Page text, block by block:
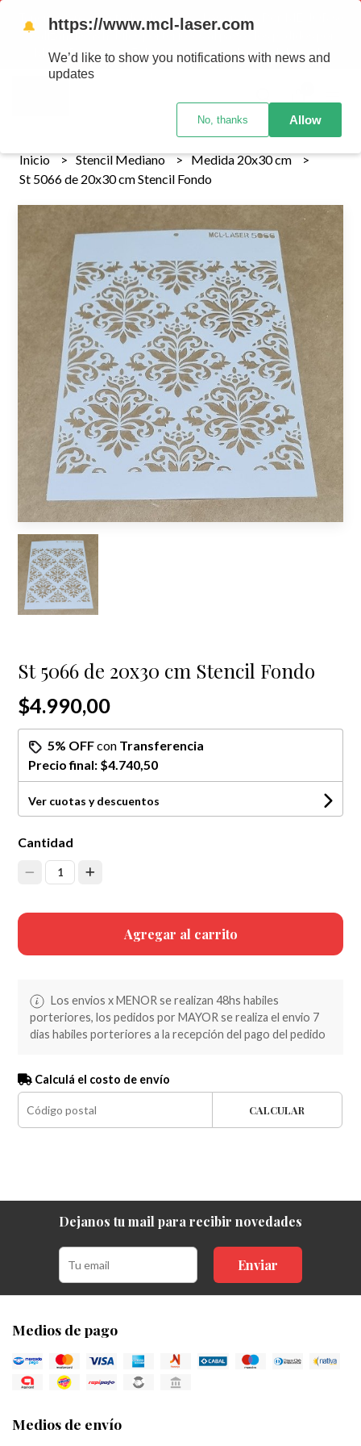
Tenemos envios a todo el pais!........ Los envios Por MENOR se
realizan 48 hs habiles porteriores al pago , los pedidos por
MAYOR se envian 7 dias posteriores al pago del pedido
Inicio Stencil Mediano
Medida 20x30 cm
St 5066 de 20x30 cm Stencil Fondo
St 5066 de 20x30 cm Stencil Fondo
$4.990,00
5% OFFcon Transferencia
Precio final: $4.740,50
Ver cuotas y descuentos
Cantidad
1
Agregar al carrito
Los envios x MENOR se realizan 48hs habiles
porteriores, los pedidos por MAYOR se realiza el envio 7
dias habiles porteriores a la recepción del pago del pedido
Calculá el costo de envío
CALCULAR
Dejanos tu mail para recibir novedades
Enviar
Medios de pago
Medios de envío
🔔 https://www.mcl-laser.com
We’d like to show you notifications with news and
updates
No, thanks Allow